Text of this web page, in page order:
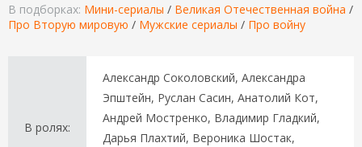
В подборках: Мини-сериалы / Великая Отечественная война /
Про Вторую мировую / Мужские сериалы / Про войну
В ролях:
Александр Соколовский, Александра
Эпштейн, Руслан Сасин, Анатолий Кот,
Андрей Мостренко, Владимир Гладкий,
Дарья Плахтий, Вероника Шостак,